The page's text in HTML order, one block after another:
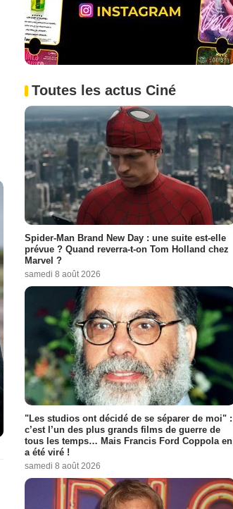
Toutes les actus Ciné
Spider-Man Brand New Day : une suite est-elle
prévue ? Quand reverra-t-on Tom Holland chez
Marvel ?
samedi 8 août 2026
"Les studios ont décidé de se séparer de moi" :
c’est l’un des plus grands films de guerre de
tous les temps… Mais Francis Ford Coppola en
a été viré !
samedi 8 août 2026